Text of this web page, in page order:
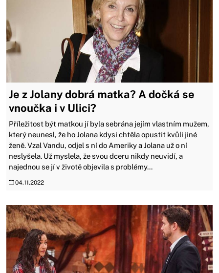
Je z Jolany dobrá matka? A dočká se
vnoučka i v Ulici?
Příležitost být matkou jí byla sebrána jejím vlastním mužem,
který neunesl, že ho Jolana kdysi chtěla opustit kvůli jiné
ženě. Vzal Vandu, odjel s ní do Ameriky a Jolana už o ní
neslyšela. Už myslela, že svou dceru nikdy neuvidí, a
najednou se jí v životě objevila s problémy...
04.11.2022